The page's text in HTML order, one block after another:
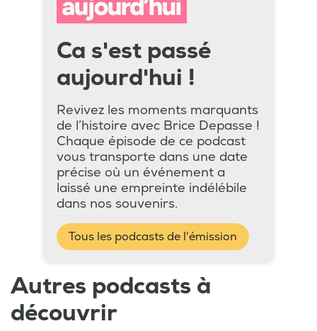
Ca s'est passé
aujourd'hui !
Revivez les moments marquants
de l’histoire avec Brice Depasse !
Chaque épisode de ce podcast
vous transporte dans une date
précise où un événement a
laissé une empreinte indélébile
dans nos souvenirs.
Tous les podcasts de l'émission
Autres podcasts à
découvrir